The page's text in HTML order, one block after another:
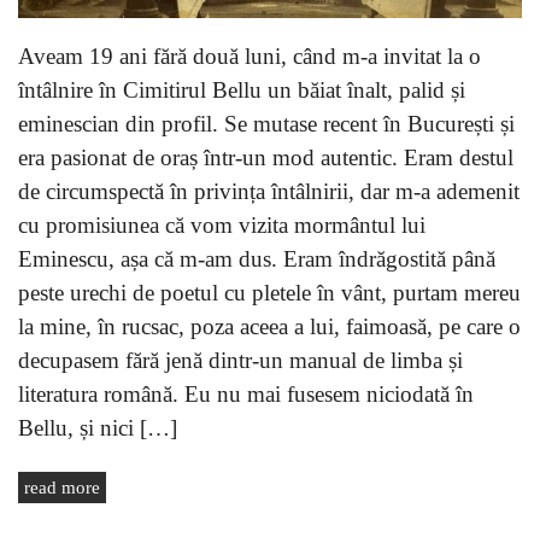
Aveam 19 ani fără două luni, când m-a invitat la o
întâlnire în Cimitirul Bellu un băiat înalt, palid și
eminescian din profil. Se mutase recent în București și
era pasionat de oraș într-un mod autentic. Eram destul
de circumspectă în privința întâlnirii, dar m-a ademenit
cu promisiunea că vom vizita mormântul lui
Eminescu, așa că m-am dus. Eram îndrăgostită până
peste urechi de poetul cu pletele în vânt, purtam mereu
la mine, în rucsac, poza aceea a lui, faimoasă, pe care o
decupasem fără jenă dintr-un manual de limba și
literatura română. Eu nu mai fusesem niciodată în
Bellu, și nici […]
read more